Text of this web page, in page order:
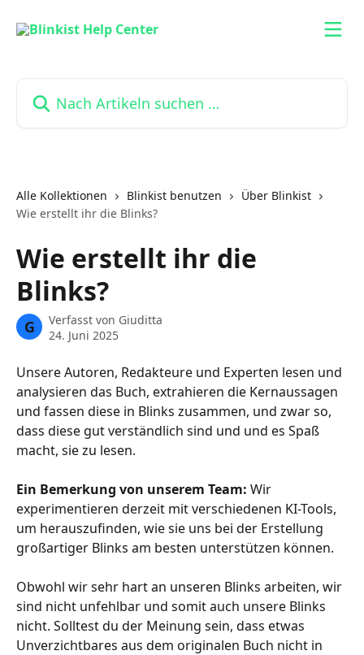
Alle Kollektionen Blinkist benutzen
Über Blinkist
Wie erstellt ihr die Blinks?
Wie erstellt ihr die
Blinks?
G Verfasst von Giuditta
24. Juni 2025
Unsere Autoren, Redakteure und Experten lesen und
analysieren das Buch, extrahieren die Kernaussagen
und fassen diese in Blinks zusammen, und zwar so,
dass diese gut verständlich sind und und es Spaß
macht, sie zu lesen.
Ein Bemerkung von unserem Team: Wir
experimentieren derzeit mit verschiedenen KI-Tools,
um herauszufinden, wie sie uns bei der Erstellung
großartiger Blinks am besten unterstützen können.
Obwohl wir sehr hart an unseren Blinks arbeiten, wir
sind nicht unfehlbar und somit auch unsere Blinks
nicht. Solltest du der Meinung sein, dass etwas
Unverzichtbares aus dem originalen Buch nicht in